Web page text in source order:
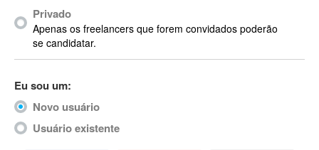
Acrobat X
Acronis
ACT
Actimize
ActionScript
ActionScript 3
Privado
Apenas os freelancers que forem convidados poderão
se candidatar.
Eu sou um:
Novo usuário
Usuário existente